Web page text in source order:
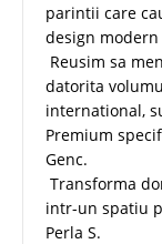
parintii care
design
Reusim sa
datorita
international,
Premium
Genc.
Transforma
intr-un spatiu
Perla S.